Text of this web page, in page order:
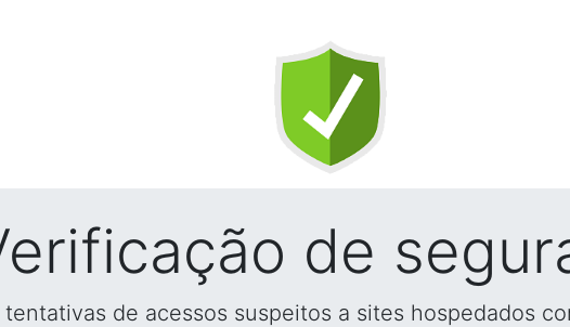
de
de acessos suspeitos a sites hospedados